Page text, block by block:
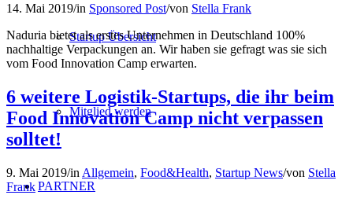
Startup Übersicht
Mitglied werden
PARTNER
14. Mai 2019/in Sponsored Post/von Stella Frank
Naduria bietet als erstes Unternehmen in Deutschland 100%
nachhaltige Verpackungen an. Wir haben sie gefragt was sie sich
vom Food Innovation Camp erwarten.
6 weitere Logistik-Startups, die ihr beim
Food Innovation Camp nicht verpassen
solltet!
9. Mai 2019/in Allgemein, Food&Health, Startup News/von Stella
Frank